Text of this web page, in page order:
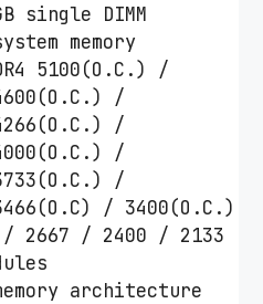
single DIMM
memory
5100(O.C.) /
/
/
/
/
/ 3400(O.C.)
2667 / 2400 / 2133
architecture